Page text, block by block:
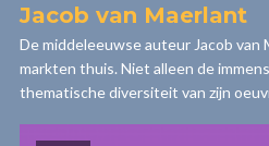
Jacob van Maerlant
De middeleeuwse auteur Jacob van
markten thuis. Niet alleen de
thematische diversiteit van zijn